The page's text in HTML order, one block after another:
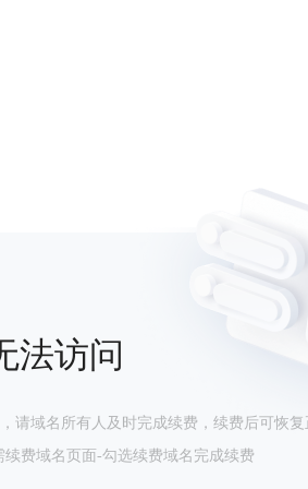
法访问
请域名所有人及时完成续费，续费后可恢复
费域名页面-勾选续费域名完成续费